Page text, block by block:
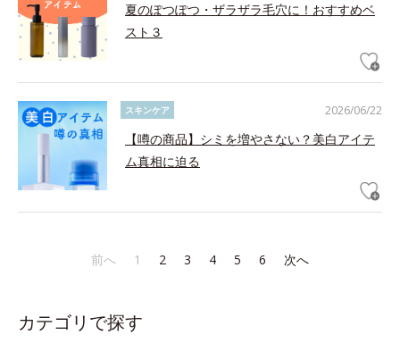
夏のぽつぽつ・ザラザラ毛穴に！おすすめベ
スト３
2026/06/22
スキンケア
【噂の商品】シミを増やさない？美白アイテ
ム真相に迫る
前へ 1 2 3 4 5 6 次へ
カテゴリで探す